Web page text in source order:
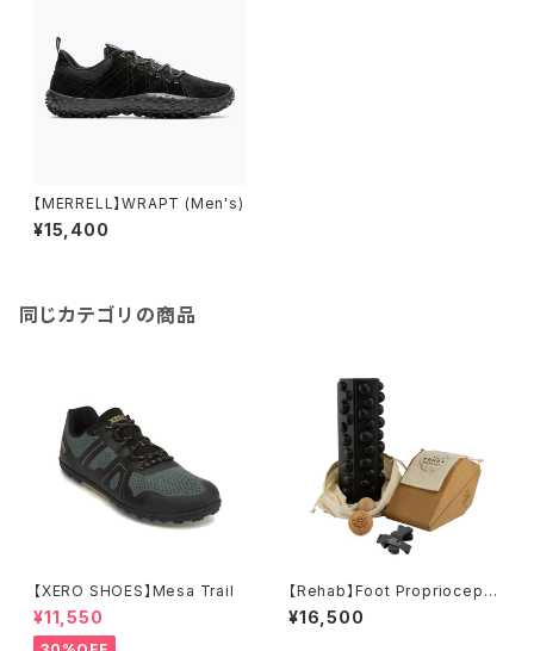
【MERRELL】WRAPT (Men's)
¥15,400
同じカテゴリの商品
【XERO SHOES】Mesa Trail
¥11,550
【Rehab】Foot Propriocepti
on Kit
¥16,500